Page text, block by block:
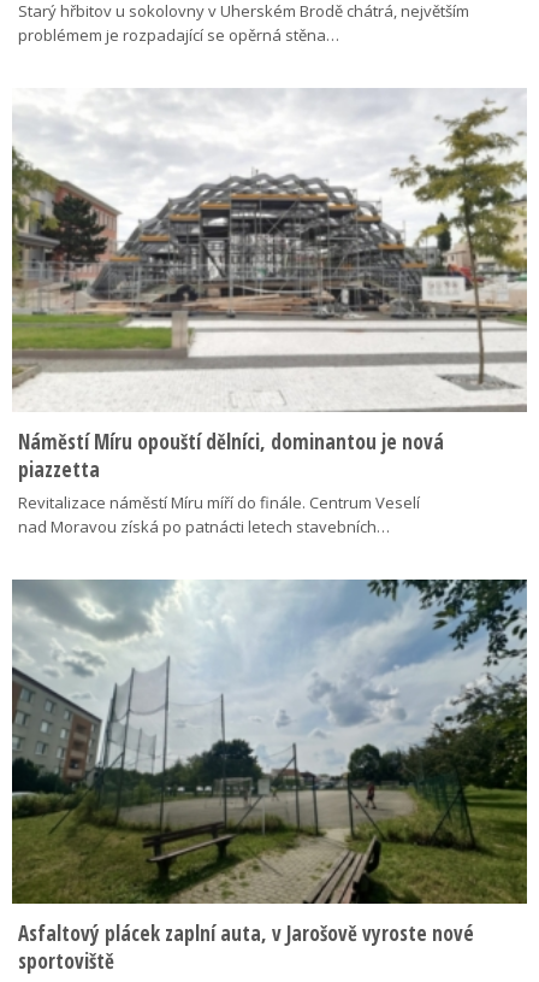
Starý hřbitov u sokolovny v Uherském Brodě chátrá, největším
problémem je rozpadající se opěrná stěna…
Náměstí Míru opouští dělníci, dominantou je nová
piazzetta
Revitalizace náměstí Míru míří do finále. Centrum Veselí
nad Moravou získá po patnácti letech stavebních…
Asfaltový plácek zaplní auta, v Jarošově vyroste nové
sportoviště